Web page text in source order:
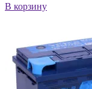
В корзину